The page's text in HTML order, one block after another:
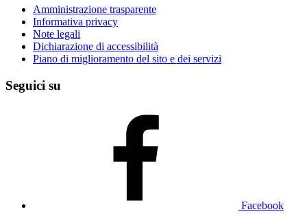
Amministrazione trasparente
Informativa privacy
Note legali
Dichiarazione di accessibilità
Piano di miglioramento del sito e dei servizi
Seguici su
Facebook